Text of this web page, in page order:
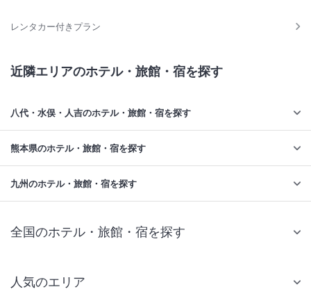
レンタカー付きプラン
近隣エリアのホテル・旅館・宿を探す
八代・水俣・人吉のホテル・旅館・宿を探す
熊本県のホテル・旅館・宿を探す
九州のホテル・旅館・宿を探す
全国のホテル・旅館・宿を探す
人気のエリア